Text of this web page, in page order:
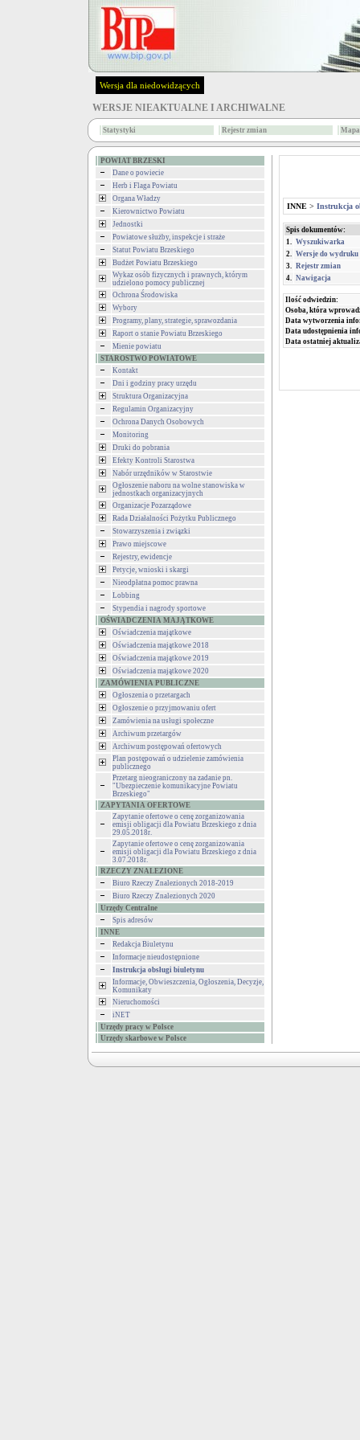
Wersja dla niedowidzących
WERSJE NIEAKTUALNE I ARCHIWALNE
Statystyki Rejestr zmian
POWIAT BRZESKI
Dane o powiecie
Herb i Flaga Powiatu
Organa Władzy
Kierownictwo Powiatu
Jednostki
Powiatowe służby, inspekcje i straże
Statut Powiatu Brzeskiego
Budżet Powiatu Brzeskiego
Wykaz osób fizycznych i prawnych, którym
udzielono pomocy publicznej
Ochrona Środowiska
Wybory
Programy, plany, strategie, sprawozdania
Raport o stanie Powiatu Brzeskiego
Mienie powiatu
STAROSTWO POWIATOWE
Kontakt
Dni i godziny pracy urzędu
Struktura Organizacyjna
Regulamin Organizacyjny
Ochrona Danych Osobowych
Monitoring
Druki do pobrania
Efekty Kontroli Starostwa
Nabór urzędników w Starostwie
Ogłoszenie naboru na wolne stanowiska w
jednostkach organizacyjnych
Organizacje Pozarządowe
Rada Działalności Pożytku Publicznego
Stowarzyszenia i związki
Prawo miejscowe
Rejestry, ewidencje
Petycje, wnioski i skargi
Nieodpłatna pomoc prawna
Lobbing
Stypendia i nagrody sportowe
OŚWIADCZENIA MAJĄTKOWE
Oświadczenia majątkowe
Oświadczenia majątkowe 2018
Oświadczenia majątkowe 2019
Oświadczenia majątkowe 2020
ZAMÓWIENIA PUBLICZNE
Ogłoszenia o przetargach
Ogłoszenie o przyjmowaniu ofert
Zamówienia na usługi społeczne
Archiwum przetargów
Archiwum postępowań ofertowych
Plan postępowań o udzielenie zamówienia
publicznego
Przetarg nieograniczony na zadanie pn.
"Ubezpieczenie komunikacyjne Powiatu
Brzeskiego"
ZAPYTANIA OFERTOWE
Zapytanie ofertowe o cenę zorganizowania
emisji obligacji dla Powiatu Brzeskiego z dnia
29.05.2018r.
Zapytanie ofertowe o cenę zorganizowania
emisji obligacji dla Powiatu Brzeskiego z dnia
3.07.2018r.
RZECZY ZNALEZIONE
Biuro Rzeczy Znalezionych 2018-2019
Biuro Rzeczy Znalezionych 2020
Urzędy Centralne
Spis adresów
INNE
Redakcja Biuletynu
Informacje nieudostępnione
Instrukcja obsługi biuletynu
Informacje, Obwieszczenia, Ogłoszenia, Decyzje,
Komunikaty
Nieruchomości
iNET
Urzędy pracy w Polsce
Urzędy skarbowe w Polsce
INNE > Instrukcja
Spis dokumentów:
1. Wyszukiwarka
2. Wersje do wydruku
3. Rejestr zmian
4. Nawigacja
Ilość odwiedzin:
Osoba, która
Data wytworzenia
Data udostępnienia
Data ostatniej